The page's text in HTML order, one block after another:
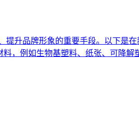
升品牌形象的重要手段。以下是
，例如生物基塑料、纸张、可降解